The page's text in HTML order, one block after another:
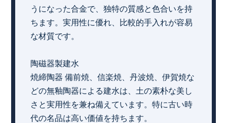
うになった合金で、独特の質感と色合いを持
ちます。実用性に優れ、比較的手入れが容易
な材質です。
陶磁器製建水
焼締陶器 備前焼、信楽焼、丹波焼、伊賀焼な
どの無釉陶器による建水は、土の素朴な美し
さと実用性を兼ね備えています。特に古い時
代の名品は高い価値を持ちます。